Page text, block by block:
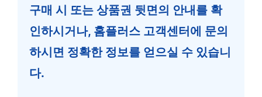
구매 시 또는 상품권 뒷면의 안내를 확
인하시거나, 홈플러스 고객센터에 문의
하시면 정확한 정보를 얻으실 수 있습니
다.